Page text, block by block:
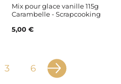
Mix pour glace vanille 115g
Carambelle - Scrapcooking
5,00 €
3 6